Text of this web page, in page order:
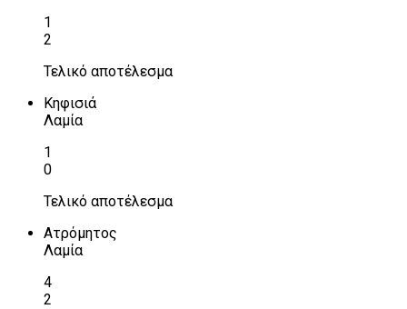
1
2
Τελικό αποτέλεσμα
Κηφισιά
Λαμία
1
0
Τελικό αποτέλεσμα
Ατρόμητος
Λαμία
4
2